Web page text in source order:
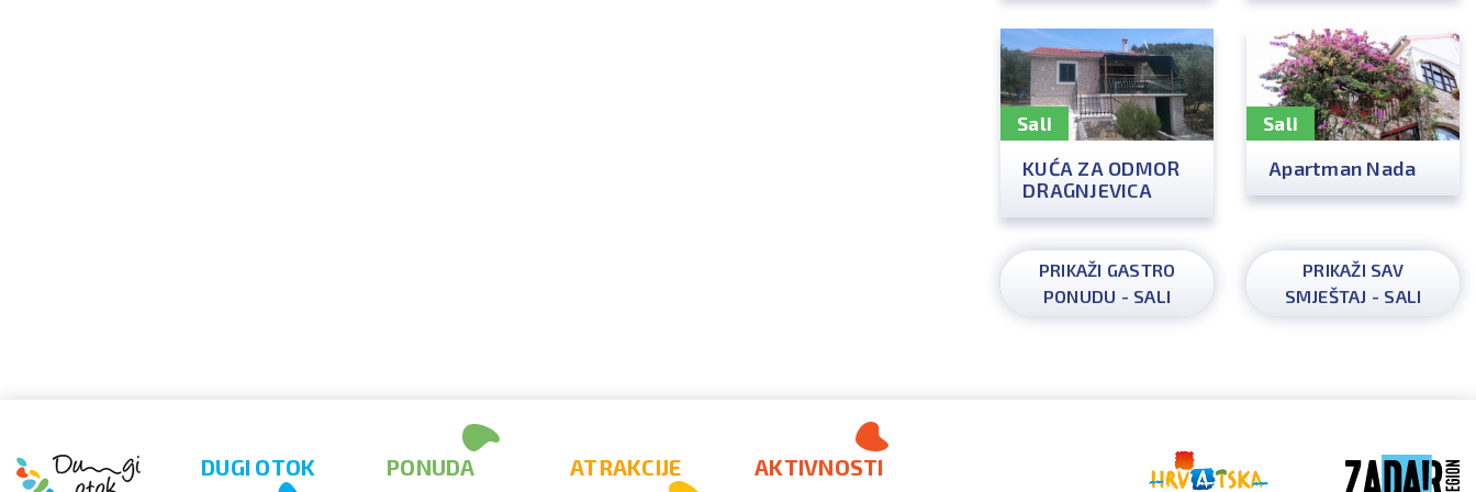
Sali
KUĆA ZA ODMOR
DRAGNJEVICA
Sali
Apartman Nada
PRIKAŽI GASTRO
PONUDU - SALI
PRIKAŽI SAV
SMJEŠTAJ - SALI
DUGI OTOK PONUDA ATRAKCIJE AKTIVNOSTI